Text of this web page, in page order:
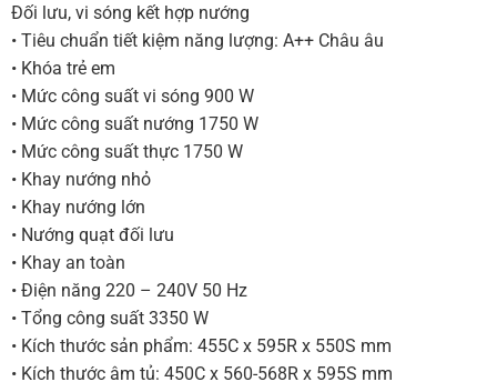
Đối lưu, vi sóng kết hợp nướng
• Tiêu chuẩn tiết kiệm năng lượng: A++ Châu âu
• Khóa trẻ em
• Mức công suất vi sóng 900 W
• Mức công suất nướng 1750 W
• Mức công suất thực 1750 W
• Khay nướng nhỏ
• Khay nướng lớn
• Nướng quạt đối lưu
• Khay an toàn
• Điện năng 220 – 240V 50 Hz
• Tổng công suất 3350 W
• Kích thước sản phẩm: 455C x 595R x 550S mm
• Kích thước âm tủ: 450C x 560-568R x 595S mm